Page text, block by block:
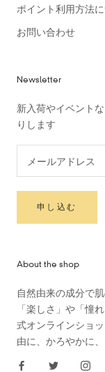
ポイント利用方法
お問い合わせ
Newsletter
新入荷やイベント
りします
申し込む
About the shop
自然由来の成分で
「楽しさ」や「憧
式オンラインショ
由に、かろやかに